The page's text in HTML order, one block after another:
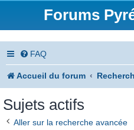
Forums
FAQ
Accueil du forum
Sujets actifs
Aller sur la recherche avancée